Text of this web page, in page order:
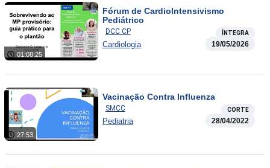
01:08:25
Fórum de CardioIntensivismo
Pediátrico
DCC CP ÍNTEGRA
Cardiologia 19/05/2026
27:53
Vacinação Contra Influenza
SMCC CORTE
Pediatria 28/04/2022